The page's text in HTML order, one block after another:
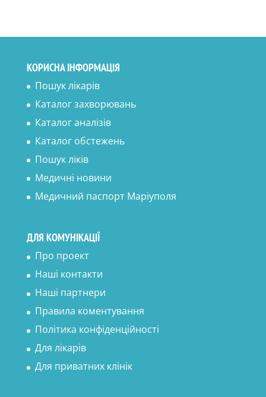
КОРИСНА ІНФОРМАЦІЯ
Пошук лікарів
Каталог захворювань
Каталог аналізів
Каталог обстежень
Пошук ліків
Медичні новини
Медичний паспорт Маріуполя
ДЛЯ КОМУНІКАЦІЇ
Про проект
Наші контакти
Наші партнери
Правила коментування
Політика конфіденційності
Для лікарів
Для приватних клінік